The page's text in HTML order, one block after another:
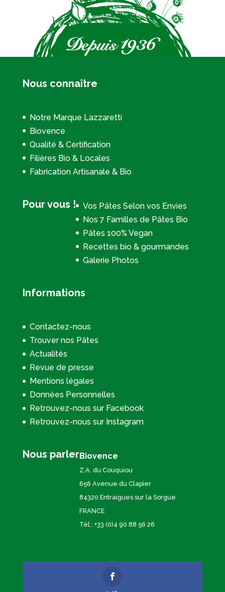
Nous connaître
Notre Marque Lazzaretti
Biovence
Qualité & Certification
Filières Bio & Locales
Fabrication Artisanale & Bio
Pour vous !
Vos Pâtes Selon vos Envies
Nos 7 Familles de Pâtes Bio
Pâtes 100% Vegan
Recettes bio & gourmandes
Galerie Photos
Informations
Contactez-nous
Trouver nos Pâtes
Actualités
Revue de presse
Mentions légales
Données Personnelles
Retrouvez-nous sur Facebook
Retrouvez-nous sur Instagram
Nous parler Biovence
Z.A. du Couquiou
656 Avenue du Clapier
84320 Entraigues sur la Sorgue
FRANCE
Tél.: +33 (0)4 90 88 56 26